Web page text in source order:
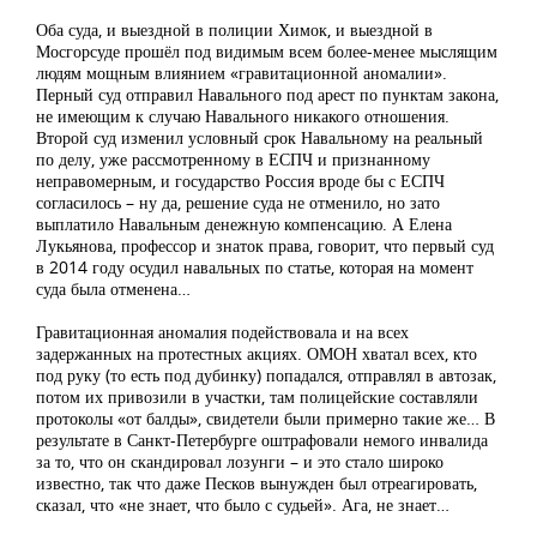
Оба суда, и выездной в полиции Химок, и выездной в
Мосгорсуде прошёл под видимым всем более-менее мыслящим
людям мощным влиянием «гравитационной аномалии».
Перный суд отправил Навального под арест по пунктам закона,
не имеющим к случаю Навального никакого отношения.
Второй суд изменил условный срок Навальному на реальный
по делу, уже рассмотренному в ЕСПЧ и признанному
неправомерным, и государство Россия вроде бы с ЕСПЧ
согласилось – ну да, решение суда не отменило, но зато
выплатило Навальным денежную компенсацию. А Елена
Лукьянова, профессор и знаток права, говорит, что первый суд
в 2014 году осудил навальных по статье, которая на момент
суда была отменена…
Гравитационная аномалия подействовала и на всех
задержанных на протестных акциях. ОМОН хватал всех, кто
под руку (то есть под дубинку) попадался, отправлял в автозак,
потом их привозили в участки, там полицейские составляли
протоколы «от балды», свидетели были примерно такие же… В
результате в Санкт-Петербурге оштрафовали немого инвалида
за то, что он скандировал лозунги – и это стало широко
известно, так что даже Песков вынужден был отреагировать,
сказал, что «не знает, что было с судьей». Ага, не знает…